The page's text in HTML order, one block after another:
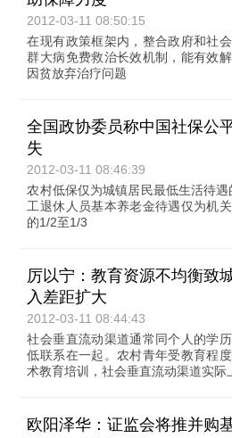
2012-03-11 08:50:15
在现有政策框架内，整合政府和社
群大病免费救治长效机制，能有效
因贫放弃治疗问题
全国政协委员称中国社保公
失
2012-03-11 08:46:39
农村低保仅为城镇居民最低生活待
工退休人员基本养老金待遇仅为机
的1/2至1/3
厉以宁：教育资源不均衡致
入差距扩大
2012-03-11 08:44:43
社会垂直流动渠道通常同个人的学
低联系在一起。农村青年受教育程
术教育培训，社会垂直流动渠道实际
欧阳泽华：证监会将推并购